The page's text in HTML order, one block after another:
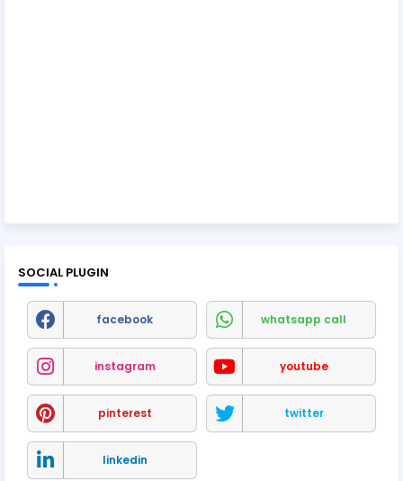
SOCIAL PLUGIN
facebook whatsapp call
instagram youtube
pinterest twitter
linkedin